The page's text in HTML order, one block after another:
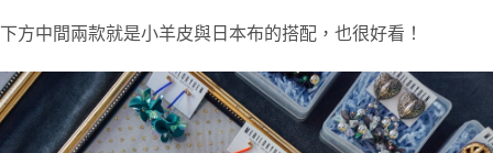
下方中間兩款就是小羊皮與日本布的搭配，也很好看！